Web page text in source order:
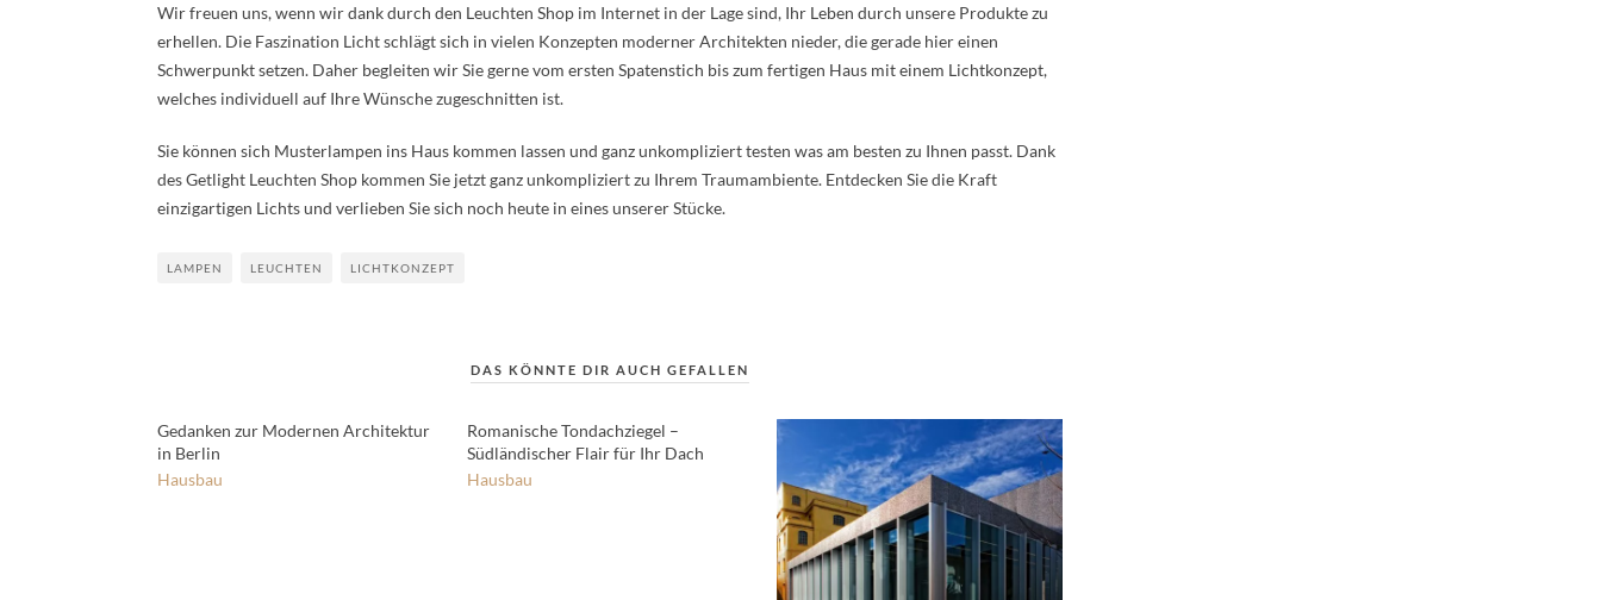
Wir freuen uns, wenn wir dank durch den Leuchten Shop im Internet in der Lage sind, Ihr Leben durch unsere Produkte zu
erhellen. Die Faszination Licht schlägt sich in vielen Konzepten moderner Architekten nieder, die gerade hier einen
Schwerpunkt setzen. Daher begleiten wir Sie gerne vom ersten Spatenstich bis zum fertigen Haus mit einem Lichtkonzept,
welches individuell auf Ihre Wünsche zugeschnitten ist.
Sie können sich Musterlampen ins Haus kommen lassen und ganz unkompliziert testen was am besten zu Ihnen passt. Dank
des Getlight Leuchten Shop kommen Sie jetzt ganz unkompliziert zu Ihrem Traumambiente. Entdecken Sie die Kraft
einzigartigen Lichts und verlieben Sie sich noch heute in eines unserer Stücke.
LAMPEN LEUCHTEN LICHTKONZEPT
DAS KÖNNTE DIR AUCH GEFALLEN
Gedanken zur Modernen Architektur
in Berlin
Hausbau
Romanische Tondachziegel –
Südländischer Flair für Ihr Dach
Hausbau